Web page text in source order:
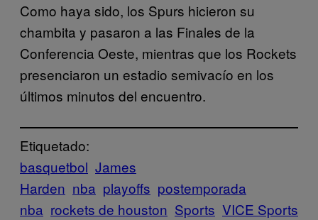
Como haya sido, los Spurs hicieron su
chambita y pasaron a las Finales de la
Conferencia Oeste, mientras que los Rockets
presenciaron un estadio semivacío en los
últimos minutos del encuentro.
Etiquetado:
basquetbol James
Harden nba playoffs postemporada
nba rockets de houston Sports VICE Sports